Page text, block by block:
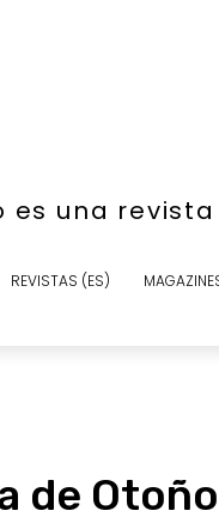
es una
REVISTAS (ES)
de